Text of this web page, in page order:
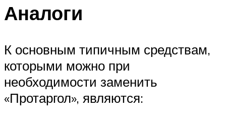
Аналоги
К основным типичным средствам,
которыми можно при
необходимости заменить
«Протаргол», являются: